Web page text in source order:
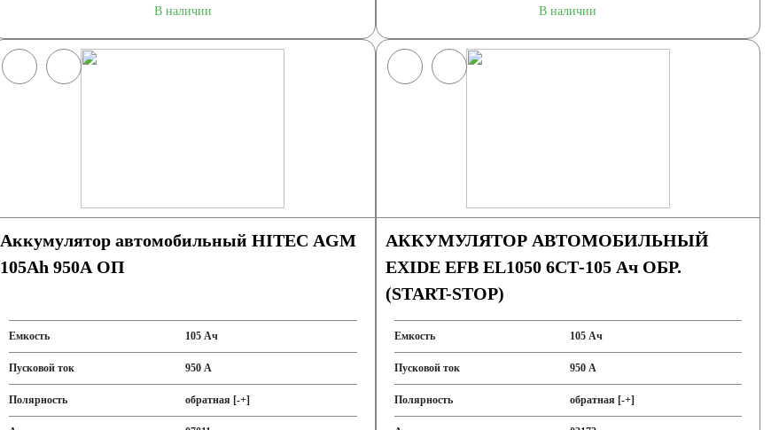
В наличии В наличии
Аккумулятор автомобильный HITEC AGM
105Ah 950A ОП
Емкость 105 Ач
Пусковой ток 950 А
Полярность обратная [-+]
АККУМУЛЯТОР АВТОМОБИЛЬНЫЙ
EXIDE EFB EL1050 6СТ-105 Ач ОБР.
(START-STOP)
Емкость 105 Ач
Пусковой ток 950 А
Полярность обратная [-+]